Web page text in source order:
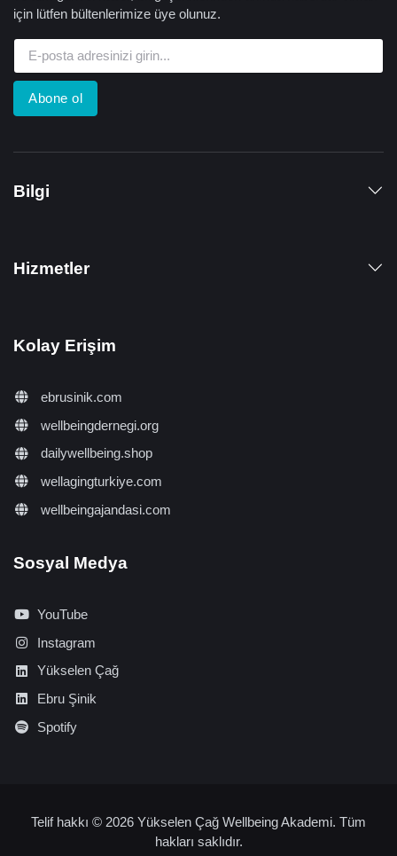
için lütfen bültenlerimize üye olunuz.
Abone ol
Bilgi
Hizmetler
Kolay Erişim
ebrusinik.com
wellbeingdernegi.org
dailywellbeing.shop
wellagingturkiye.com
wellbeingajandasi.com
Sosyal Medya
YouTube
Instagram
Yükselen Çağ
Ebru Şinik
Spotify
Telif hakkı © 2026 Yükselen Çağ Wellbeing Akademi. Tüm
hakları saklıdır.